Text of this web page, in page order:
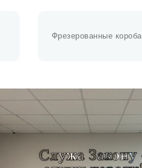
Фрезерованные короба